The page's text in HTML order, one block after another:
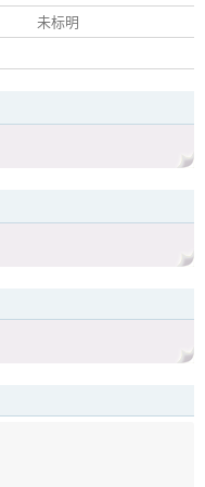
未标明